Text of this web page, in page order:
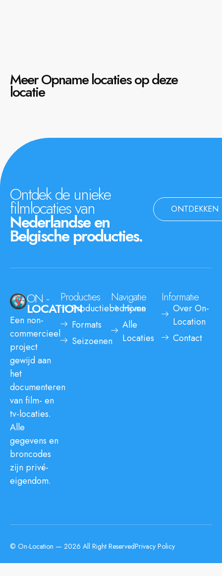
Meer Opname locaties op deze
locatie
Ontdek de unieke
filmlocaties van
Nederlandse en
Belgische producties.
ONTDEKKEN
ON -
LOCATION
Een non-
commercieel
project
gewijd aan
het
documenteren
van film- en
tv-locaties.
Alle
gegevens en
broncodes
zijn privé-
eigendom.
Producties
Productiebedrijven
Formats
Seizoenen
Navigatie
Home
Alle
Locaties
Informatie
Over On-
Location
Contact
© On-Location — 2026 All Right ReservedPrivacy Policy